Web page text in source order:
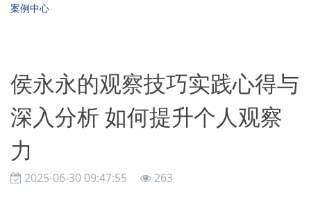
案例中心
侯永永的观察技巧实践心得与
深入分析 如何提升个人观察
力
2025-06-30 09:47:55 263